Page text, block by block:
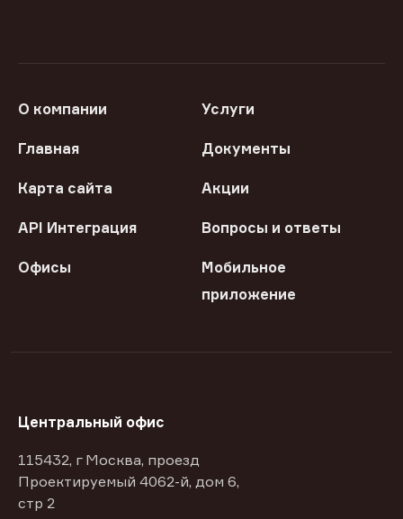
О компании Услуги
Главная Документы
Карта сайта Акции
API Интеграция Вопросы и ответы
Офисы
Мобильное
приложение
Центральный офис
115432, г Москва, проезд
Проектируемый 4062-й, дом 6,
стр 2